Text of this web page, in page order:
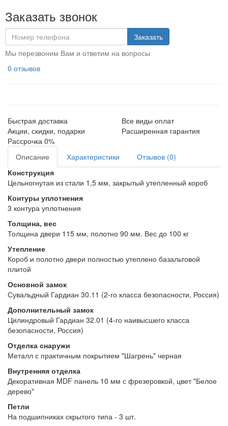
Заказать звонок
Заказать
Мы перезвоним Вам и ответим на вопросы
0 отзывов
Быстрая доставка
Все виды оплат
Акции, скидки, подарки
Расширенная гарантия
Рассрочка 0%
Описание
Характеристики
Отзывов (0)
Конструкция
Цельногнутая из стали 1,5 мм, закрытый утепленный короб
Контуры уплотнения
3 контура уплотнения
Толщина, вес
Толщина двери 115 мм, полотно 90 мм. Вес до 100 кг
Утепление
Короб и полотно двери полностью утеплено базальтовой
плитой
Основной замок
Сувальдный Гардиан 30.11 (2-го класса безопасности, Россия)
Дополнительный замок
Цилиндровый Гардиан 32.01 (4-го наивысшего класса
безопасности, Россия)
Отделка снаружи
Металл с практичным покрытием "Шагрень" черная
Внутренняя отделка
Декоративная MDF панель 10 мм с фрезеровкой, цвет "Белое
дерево"
Петли
На подшипниках скрытого типа - 3 шт.